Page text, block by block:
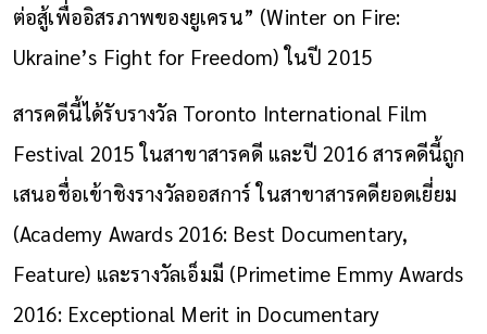
ต่อสู้เพื่ออิสรภาพของยูเครน” (Winter on Fire:
Ukraine’s Fight for Freedom) ในปี 2015
สารคดีนี้ได้รับรางวัล Toronto International Film
Festival 2015 ในสาขาสารคดี และปี 2016 สารคดีนี้ถูก
เสนอชื่อเข้าชิงรางวัลออสการ์ ในสาขาสารคดียอดเยี่ยม
(Academy Awards 2016: Best Documentary,
Feature) และรางวัลเอ็มมี (Primetime Emmy Awards
2016: Exceptional Merit in Documentary